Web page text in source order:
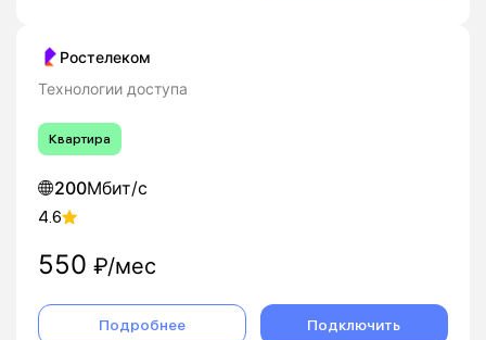
Ростелеком
Технологии доступа
Квартира
200Мбит/с
4.6
550 ₽/мес
Подробнее Подключить